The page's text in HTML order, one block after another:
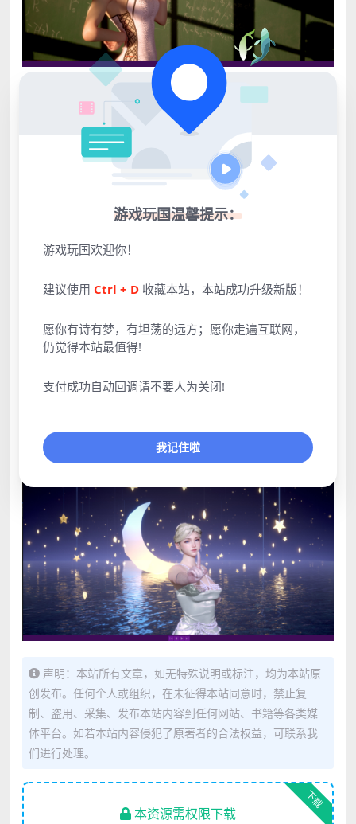
声明：本站所有文章，如无特殊说明或标注，均为本站原
创发布。任何个人或组织，在未征得本站同意时，禁止复
制、盗用、采集、发布本站内容到任何网站、书籍等各类媒
体平台。如若本站内容侵犯了原著者的合法权益，可联系我
们进行处理。
下载
本资源需权限下载
游戏玩国温馨提示：
游戏玩国欢迎你！
建议使用 Ctrl + D 收藏本站，本站成功升级新版！
愿你有诗有梦，有坦荡的远方；愿你走遍互联网，
仍觉得本站最值得!
支付成功自动回调请不要人为关闭!
我记住啦